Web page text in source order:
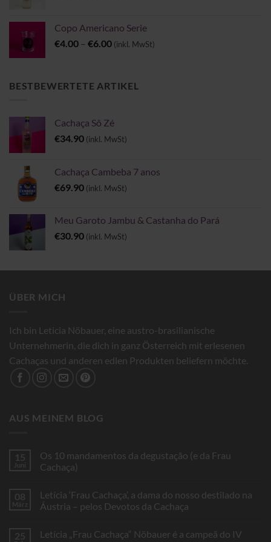
Copo Americano Serie
€4.00 – €6.00Preisspanne:
€6.00
(inkl. MwSt)
BESTBEWERTETE ARTIKEL
Cachaça Sô Zé
€34.90 (inkl. MwSt)
Cachaça Cambeba 7 anos
€69.90 (inkl. MwSt)
Meu Garoto Jambu & Castanha do Pará
€30.90 (inkl. MwSt)
ÜBER MICH
Ich bin Leticia Nöbauer, eine austro-brasilianische
Unternehmerin, die dich in ganz Österreich mit erlesenen
Cachaças und anderen edlen Produkten beliefern möchte.
AUS MEINEM BLOG
15
Juni
Os 10 mandamentos da degustação (e da Frau
Cachaça)
zu
Os
10
degustação
08
März
Letícia ‘Frau Cachaça’, a dama do nosso destilado na
Áustria – pelos Devotos da Cachaça
zu
25
Letícia „Frau Cachaça“ Nöbauer é a campeã do IV